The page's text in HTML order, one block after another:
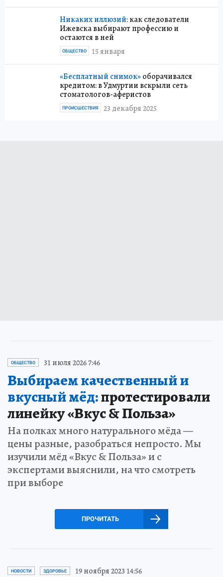
Никаких иллюзий:как следователи
Ижевска выбирают профессию и
остаются в ней
15 января
ОБЩЕСТВО
«Бесплатный снимок»оборачивался
кредитом: в Удмуртии вскрыли сеть
стоматологов-аферистов
23 декабря 2025
ПРОИСШЕСТВИЯ
ОБЩЕСТВО 31 июля 2026 7:46
Выбираем качественный и
вкусный мёд:протестировали
линейку «Вкус & Польза»
На полках много натурального мёда —
цены разные, разобраться непросто. Мы
изучили мёд «Вкус & Польза» и с
экспертами выяснили, на что смотреть
при выборе
ПРОЧИТАТЬ
НОВОСТИ ЗДОРОВЬЕ 19 ноября 2023 14:56